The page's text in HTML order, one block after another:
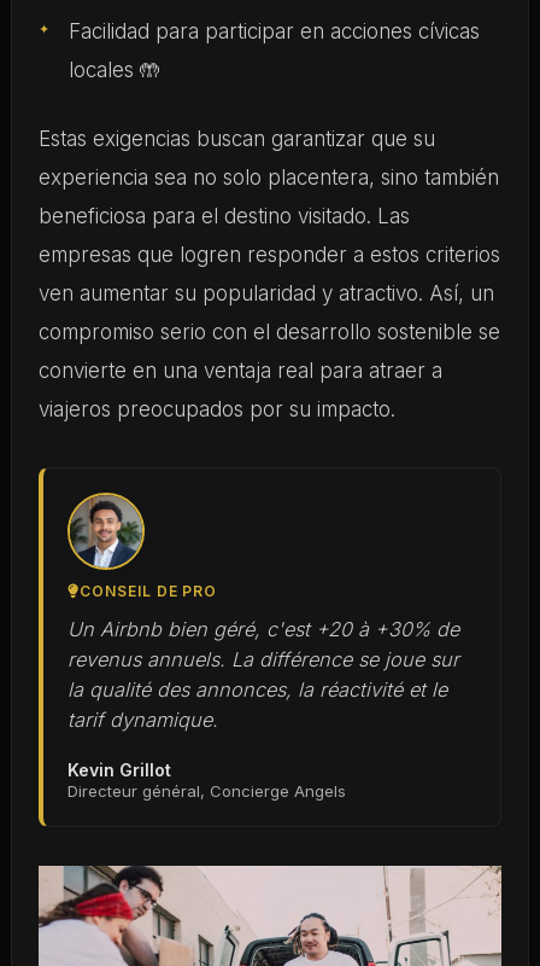
Facilidad para participar en acciones cívicas
locales 🤲
Estas exigencias buscan garantizar que su
experiencia sea no solo placentera, sino también
beneficiosa para el destino visitado. Las
empresas que logren responder a estos criterios
ven aumentar su popularidad y atractivo. Así, un
compromiso serio con el desarrollo sostenible se
convierte en una ventaja real para atraer a
viajeros preocupados por su impacto.
CONSEIL DE PRO
Un Airbnb bien géré, c'est +20 à +30% de
revenus annuels. La différence se joue sur
la qualité des annonces, la réactivité et le
tarif dynamique.
Kevin Grillot
Directeur général, Concierge Angels